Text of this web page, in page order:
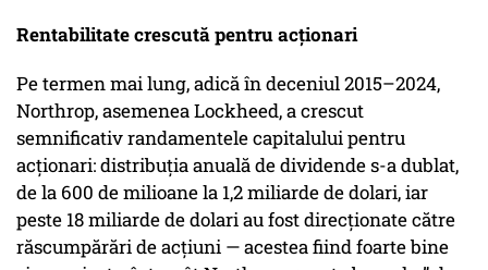
Rentabilitate crescută pentru acționari
Pe termen mai lung, adică în deceniul 2015–2024,
Northrop, asemenea Lockheed, a crescut
semnificativ randamentele capitalului pentru
acționari: distribuția anuală de dividende s-a dublat,
de la 600 de milioane la 1,2 miliarde de dolari, iar
peste 18 miliarde de dolari au fost direcționate către
răscumpărări de acțiuni — acestea fiind foarte bine